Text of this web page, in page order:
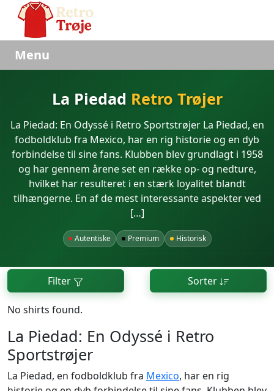
Menu
La Piedad Retro Trøjer
La Piedad: En Odyssé i Retro Sportstrøjer La Piedad, en
fodboldklub fra Mexico, har en rig historie og en dyb
forbindelse til sine fans. Klubben blev grundlagt i 1958
og har gennem årene set en række op- og nedture,
hvilket har resulteret i en stærk loyalitet blandt
tilhængerne. En af de mest interessante aspekter ved
[…]
Autentiske Premium Historisk
Filter Sorter
No shirts found.
La Piedad: En Odyssé i Retro
Sportstrøjer
La Piedad, en fodboldklub fra Mexico, har en rig